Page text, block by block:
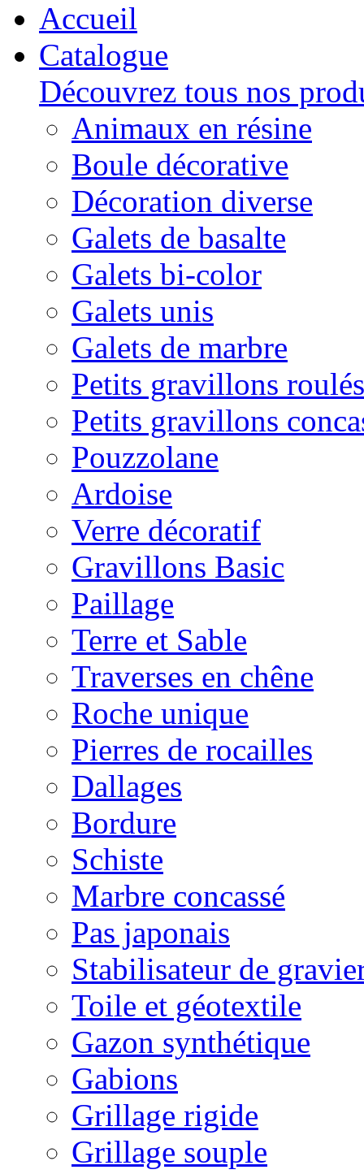
Accueil
Catalogue
Découvrez tous nos
Animaux en résine
Boule décorative
Décoration diverse
Galets de basalte
Galets bi-color
Galets unis
Galets de marbre
Petits gravillons roulés
Petits gravillons
Pouzzolane
Ardoise
Verre décoratif
Gravillons Basic
Paillage
Terre et Sable
Traverses en chêne
Roche unique
Pierres de rocailles
Dallages
Bordure
Schiste
Marbre concassé
Pas japonais
Stabilisateur de
Toile et géotextile
Gazon synthétique
Gabions
Grillage rigide
Grillage souple